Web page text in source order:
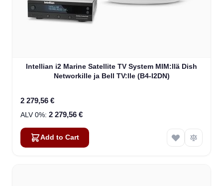
Intellian i2 Marine Satellite TV System MIM:llä Dish
Networkille ja Bell TV:lle (B4-I2DN)
2 279,56 €
2 279,56 €
Add to Cart